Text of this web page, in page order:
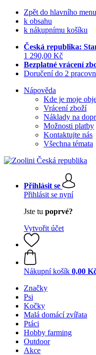
Zpět do hlavního menu
k obsahu
k nákupnímu košíku
Česká republika:
1 290,00 Kč
Bezplatné vrácení
Doručení do 2
Nápověda
Kde je moje
Vrácení zboží
Náklady na
Možnosti platby
Kontaktujte nás
Všechna témata
Přihlásit se
Přihlásit se nyní
Jste tu poprvé?
Vytvořit účet
Nákupní košík 0,00
Značky
Psi
Kočky
Malá domácí zvířata
Ptáci
Hobby farming
Outdoor
Akce